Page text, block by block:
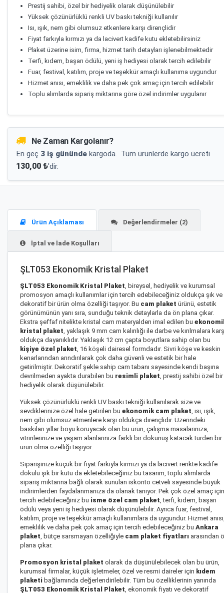
Prestij sahibi, özel bir hediyelik olarak düşünülebilir
Yüksek çözünürlüklü renkli UV baskı tekniği kullanılır
Isı, ışık, nem gibi olumsuz etkenlere karşı dirençlidir
Fiyat farkıyla kırmızı ya da lacivert kadife kutu ekletebilirsiniz
Plaket üzerine isim, firma, hizmet tarih detayları işlenebilmektedir
Terfi, kıdem, başarı ödülü, yeni iş hediyesi olarak tercih edilebilir
Fuar, festival, katılım, proje ve teşekkür amaçlı kullanıma uygundur
Hizmet anısı, emeklilik ve daha pek çok amaç için tercih edilebilir
Toplu alımlarda sipariş miktarına göre özel indirimler uygulanır
Ne Zaman Kargolanır?
En geç 3 iş gününde kargoda. Tüm ürünlerde kargo ücreti
130,00 ₺'dir.
Ürün Açıklaması Değerlendirmeler (2)
İptal ve İade Koşulları
ŞLT053 Ekonomik Kristal Plaket
ŞLT053 Ekonomik Kristal Plaket , bireysel, hediyelik ve kurumsal
promosyon amaçlı kullanımlar için tercih edebileceğiniz oldukça şık ve
dekoratif bir ürün olma özelliği taşıyor. Bu cam plaket ürünü, estetik
görünümünün yanı sıra, sunduğu teknik detaylarla da ön plana çıkar.
Ekstra şeffaf nitelikte kristal cam materyalden imal edilen bu
kristal plaket , yaklaşık 9 mm cam kalınlığı ile darbe ve kırılmalara
oldukça dayanıklıdır. Yaklaşık 12 cm çapta boyutlara sahip olan bu
kişiye özel plaket , 16 köşeli dairesel formdadır. Sivri köşe ve keskin
kenarlarından arındırılarak çok daha güvenli ve estetik bir hale
getirilmiştir. Dekoratif şekle sahip cam tabanı sayesinde kendi başına
devrilmeden ayakta durabilen bu resimli plaket , prestij sahibi özel bir
hediyelik olarak düşünülebilir.
Yüksek çözünürlüklü renkli UV baskı tekniği kullanılarak size ve
sevdiklerinize özel hale getirilen bu ekonomik cam plaket , ısı, ışık,
nem gibi olumsuz etmenlere karşı oldukça dirençlidir. Üzerindeki
baskıları yıllar boyu koruyacak olan bu ürün, çalışma masalarınıza,
vitrinlerinize ve yaşam alanlarınıza farklı bir dokunuş katacak türden bir
ürün olma özelliği taşıyor.
Siparişinize küçük bir fiyat farkıyla kırmızı ya da lacivert renkte kadife
dokulu şık bir kutu da ekletebileceğiniz bu tasarım, toplu alımlarda
sipariş miktarına bağlı olarak sunulan iskonto cetveli sayesinde büyük
indirimlerden faydalanmanıza da olanak tanıyor. Pek çok özel amaç için
tercih edebileceğiniz bu isme özel cam plaket , terfi, kıdem, başarı
ödülü veya yeni iş hediyesi olarak düşünülebilir. Ayrıca fuar, festival,
katılım, proje ve teşekkür amaçlı kullanımlara da uygundur. Hizmet
emeklilik ve daha pek çok amaç için tercih edebileceğiniz bu Ankara
plaket , bütçe sarsmayan özelliğiyle cam plaket fiyatları arasından
plana çıkar.
Promosyon kristal plaket olarak da düşünülebilecek olan bu ürün,
kurumsal firmalar, küçük işletmeler, özel ve resmi daireler için kıdem
plaketi bağlamında değerlendirilebilir. Tüm bu özelliklerinin yanında
ŞLT053 Ekonomik Kristal Plaket , ekonomik fiyatı ve dekoratif